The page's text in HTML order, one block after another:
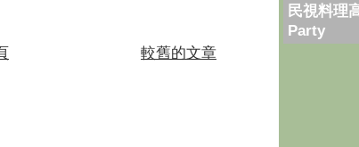
較舊的文章
民視料理
Party